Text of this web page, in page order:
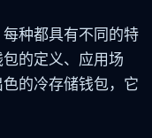
种都具有不同的特
的定义、应用场
的冷存储钱包，它